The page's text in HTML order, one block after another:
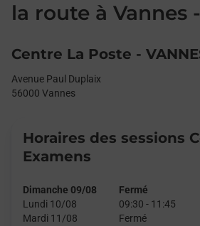
la route à Vannes
Centre La Poste -
Avenue Paul Duplaix
56000 Vannes
Horaires des sessions
Examens
Dimanche 09/08
Fermé
Lundi 10/08
09:30 - 11:45
Mardi 11/08
Fermé